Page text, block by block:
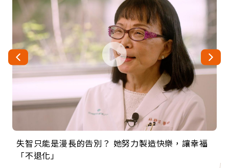
失智只能是漫長的告別？ 她努力製造快樂，讓幸福
「不退化」
來自剛果的巧克力神父 為台灣奉獻36年 「台灣是我
的家，我連作夢都講台語！」
63歲卸矽谷副總、搬回台灣找快樂！「蛋黃哥小
丑」走進安養院，逗樂上萬爺奶：退休後才開始真
104歲打破金氏世界紀錄 成為全球最年長羽球選
手，分享長壽的秘密原來是「這個」
事業巔峰他選擇追夢…黑手阿伯拉小提琴還登上小
巨蛋！連CNN都大讚！